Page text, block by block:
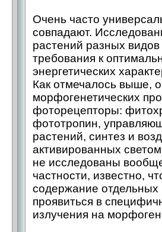
Очень часто
совпадают.
растений разных
требования к
энергетических
Как отмечалось выше,
морфогенетических
фоторецепторы:
фототропин,
растений, синтез и
активированных
не исследованы
частности, известно,
содержание отдельных
проявиться в
излучения на